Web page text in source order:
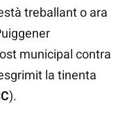
treballant o ara
municipal contra
la tinenta
).